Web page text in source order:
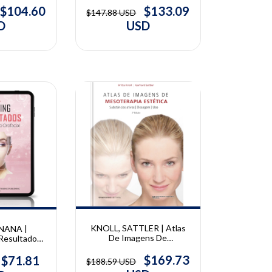
Orofacial |
Rocha,
Gabriel
$104.60
$147.88 USD
$133.09
USD
|
$71.81
KNOLL, SATTLER | Atlas
De Imagens De
Britta Knoll e Gerhard
Sattler
$188.59 USD
$169.73